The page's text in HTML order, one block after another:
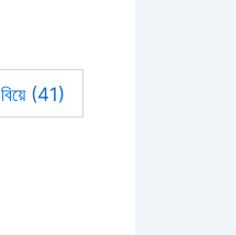
বিয়ে(41)